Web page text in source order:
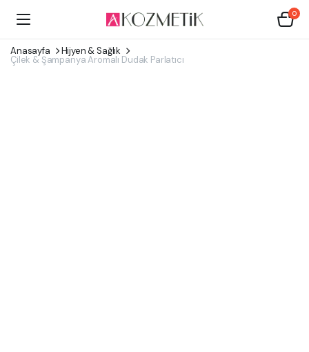
0
Anasayfa Hijyen & Sağlık
Çilek & Şampanya Aromalı Dudak Parlatıcı